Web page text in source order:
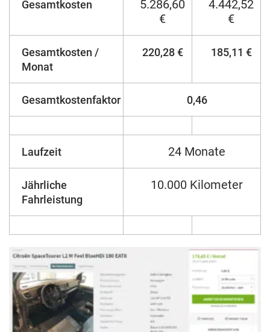
Gesamtkosten
5.286,60
€
4.442,52
€
Gesamtkosten /
Monat
220,28 € 185,11 €
Gesamtkostenfaktor 0,46
Laufzeit 24 Monate
Jährliche
Fahrleistung
10.000 Kilometer